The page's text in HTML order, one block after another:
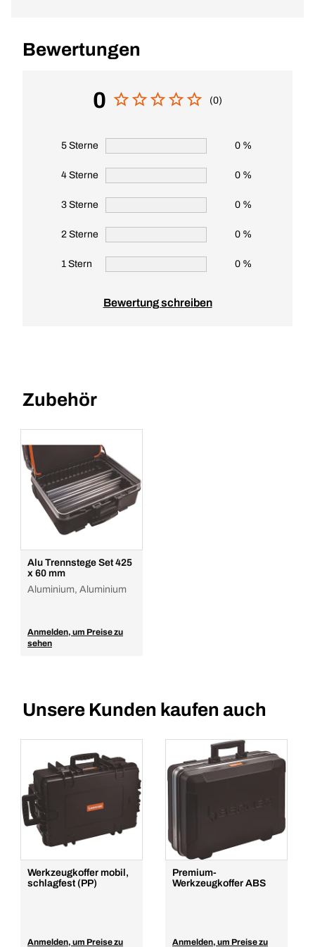
Bewertungen
0 (0)
5 Sterne 0 %
4 Sterne 0 %
3 Sterne 0 %
2 Sterne 0 %
1 Stern 0 %
Bewertung schreiben
Zubehör
Alu Trennstege Set 425
x 60 mm
Aluminium, Aluminium
Anmelden, um Preise zu
sehen
Unsere Kunden kaufen auch
Werkzeugkoffer mobil,
schlagfest (PP)
Anmelden, um Preise zu
Premium-
Werkzeugkoffer ABS
Anmelden, um Preise zu